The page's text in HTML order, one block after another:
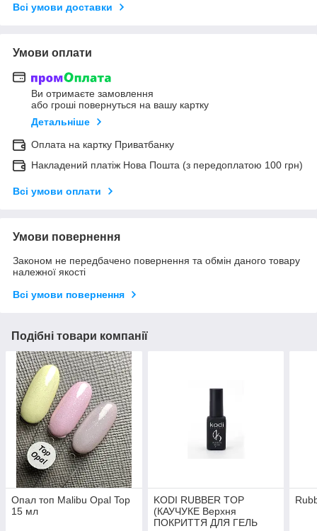
Всі умови доставки
Умови оплати
Ви отримаєте замовлення
або гроші повернуться на вашу картку
Детальніше
Оплата на картку Приватбанку
Накладений платіж Нова Пошта (з передоплатою 100 грн)
Всі умови оплати
Умови повернення
Законом не передбачено повернення та обмін даного товару
належної якості
Всі умови повернення
Подібні товари компанії
Опал топ Malibu Opal Top
15 мл
KODI RUBBER TOP
(КАУЧУКЕ Верхня
ПОКРИТТЯ ДЛЯ ГЕЛЬ